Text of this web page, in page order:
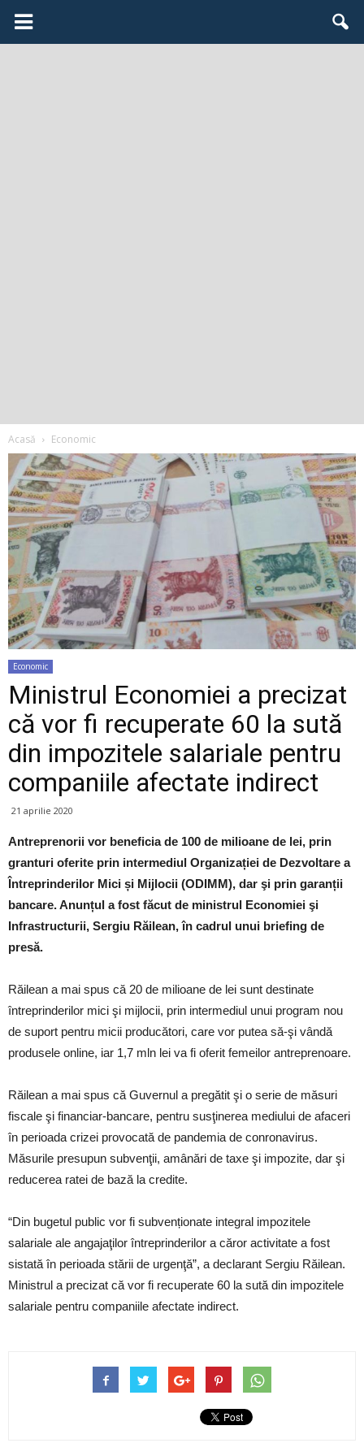
Acasă Economic
Economic
Ministrul Economiei a precizat
că vor fi recuperate 60 la sută
din impozitele salariale pentru
companiile afectate indirect
21 aprilie 2020
Antreprenorii vor beneficia de 100 de milioane de lei, prin
granturi oferite prin intermediul Organizației de Dezvoltare a
Întreprinderilor Mici și Mijlocii (ODIMM), dar şi prin garanții
bancare. Anunțul a fost făcut de ministrul Economiei şi
Infrastructurii, Sergiu Răilean, în cadrul unui briefing de
presă.
Răilean a mai spus că 20 de milioane de lei sunt destinate
întreprinderilor mici şi mijlocii, prin intermediul unui program nou
de suport pentru micii producători, care vor putea să-şi vândă
produsele online, iar 1,7 mln lei va fi oferit femeilor antreprenoare.
Răilean a mai spus că Guvernul a pregătit şi o serie de măsuri
fiscale şi financiar-bancare, pentru susţinerea mediului de afaceri
în perioada crizei provocată de pandemia de conronavirus.
Măsurile presupun subvenţii, amânări de taxe şi impozite, dar şi
reducerea ratei de bază la credite.
“Din bugetul public vor fi subvenționate integral impozitele
salariale ale angajaţilor întreprinderilor a căror activitate a fost
sistată în perioada stării de urgenţă”, a declarant Sergiu Răilean.
Ministrul a precizat că vor fi recuperate 60 la sută din impozitele
salariale pentru companiile afectate indirect.